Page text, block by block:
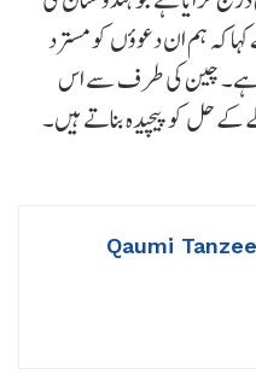
کہ ہم ان دعوؤں کو مسترد
ہے۔ چین کی طرف سے اس
حل کو پیچیدہ بناتے ہیں۔
Qaumi